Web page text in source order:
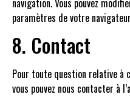
paramètres de votre
8. Contact
Pour toute question relative
vous pouvez nous contacter à